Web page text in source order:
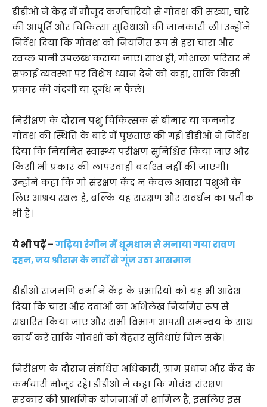
डीडीओ ने केंद्र में मौजूद कर्मचारियों से गोवंश की संख्या, चारे
की आपूर्ति और चिकित्सा सुविधाओं की जानकारी ली। उन्होंने
निर्देश दिया कि गोवंश को नियमित रूप से हरा चारा और
स्वच्छ पानी उपलब्ध कराया जाए। साथ ही, गोशाला परिसर में
सफाई व्यवस्था पर विशेष ध्यान देने को कहा, ताकि किसी
प्रकार की गंदगी या दुर्गंध न फैले।
निरीक्षण के दौरान पशु चिकित्सक से बीमार या कमजोर
गोवंश की स्थिति के बारे में पूछताछ की गई। डीडीओ ने निर्देश
दिया कि नियमित स्वास्थ्य परीक्षण सुनिश्चित किया जाए और
किसी भी प्रकार की लापरवाही बर्दाश्त नहीं की जाएगी।
उन्होंने कहा कि गो संरक्षण केंद्र न केवल आवारा पशुओं के
लिए आश्रय स्थल है, बल्कि यह संरक्षण और संवर्धन का प्रतीक
भी है।
ये भी पढ़ें –गढ़िया रंगीन में धूमधाम से मनाया गया रावण
दहन, जय श्रीराम के नारों से गूंज उठा आसमान
डीडीओ राजमणि वर्मा ने केंद्र के प्रभारियों को यह भी आदेश
दिया कि चारा और दवाओं का अभिलेख नियमित रूप से
संधारित किया जाए और सभी विभाग आपसी समन्वय के साथ
कार्य करें ताकि गोवंशों को बेहतर सुविधाएं मिल सकें।
निरीक्षण के दौरान संबंधित अधिकारी, ग्राम प्रधान और केंद्र के
कर्मचारी मौजूद रहे। डीडीओ ने कहा कि गोवंश संरक्षण
सरकार की प्राथमिक योजनाओं में शामिल है, इसलिए इस